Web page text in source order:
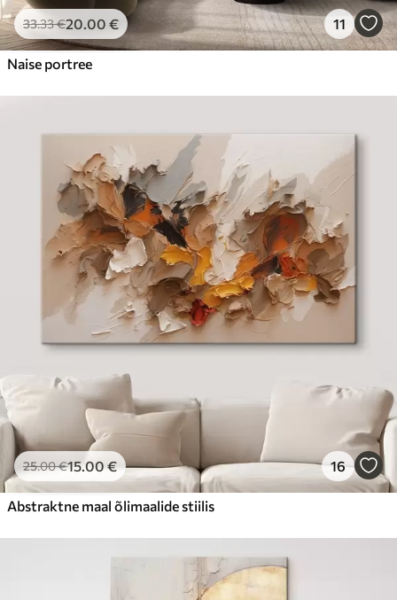
33.33€20.00 € 11
Naise portree
25.00€15.00€ 16
Abstraktne maal õlimaalide stiilis